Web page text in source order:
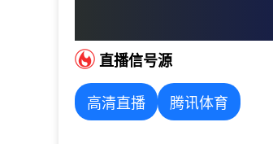
直播信号源
高清直播 腾讯体育